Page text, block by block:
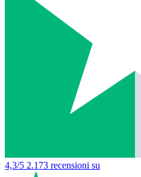
4,3/5 2.173 recensioni su